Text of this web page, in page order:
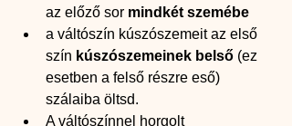
az előző sor mindkét szemébe
a váltószín kúszószemeit az első
szín kúszószemeinek belső (ez
esetben a felső részre eső)
szálaiba öltsd.
A váltószínnel horgolt